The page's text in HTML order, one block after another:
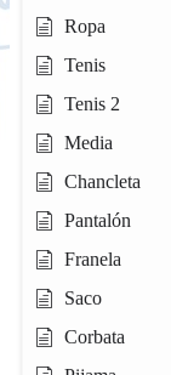
Ropa
Tenis
Tenis 2
Media
Chancleta
Pantalón
Franela
Saco
Corbata